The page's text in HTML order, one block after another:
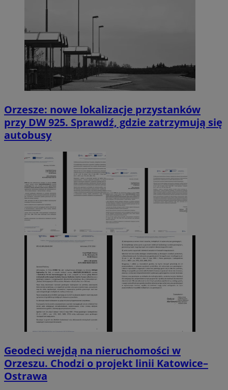
Orzesze: nowe lokalizacje przystanków
przy DW 925. Sprawdź, gdzie zatrzymują się
autobusy
Geodeci wejdą na nieruchomości w
Orzeszu. Chodzi o projekt linii Katowice–
Ostrawa